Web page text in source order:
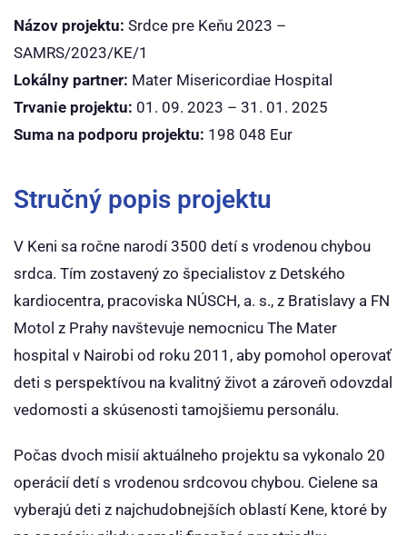
Názov projektu: Srdce pre Keňu 2023 –
SAMRS/2023/KE/1
Lokálny partner: Mater Misericordiae Hospital
Trvanie projektu: 01. 09. 2023 – 31. 01. 2025
Suma na podporu projektu: 198 048 Eur
Stručný popis projektu
V Keni sa ročne narodí 3500 detí s vrodenou chybou
srdca. Tím zostavený zo špecialistov z Detského
kardiocentra, pracoviska NÚSCH, a. s., z Bratislavy a FN
Motol z Prahy navštevuje nemocnicu The Mater
hospital v Nairobi od roku 2011, aby pomohol operovať
deti s perspektívou na kvalitný život a zároveň odovzdal
vedomosti a skúsenosti tamojšiemu personálu.
Počas dvoch misií aktuálneho projektu sa vykonalo 20
operácií detí s vrodenou srdcovou chybou. Cielene sa
vyberajú deti z najchudobnejších oblastí Kene, ktoré by